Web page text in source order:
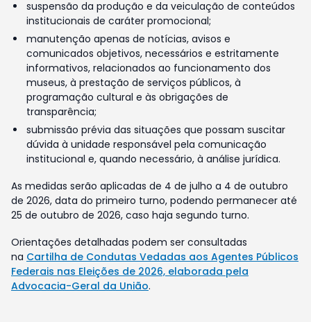
suspensão da produção e da veiculação de conteúdos
institucionais de caráter promocional;
manutenção apenas de notícias, avisos e
comunicados objetivos, necessários e estritamente
informativos, relacionados ao funcionamento dos
museus, à prestação de serviços públicos, à
programação cultural e às obrigações de
transparência;
submissão prévia das situações que possam suscitar
dúvida à unidade responsável pela comunicação
institucional e, quando necessário, à análise jurídica.
As medidas serão aplicadas de 4 de julho a 4 de outubro
de 2026, data do primeiro turno, podendo permanecer até
25 de outubro de 2026, caso haja segundo turno.
Orientações detalhadas podem ser consultadas
na Cartilha de Condutas Vedadas aos Agentes Públicos
Federais nas Eleições de 2026, elaborada pela
Advocacia-Geral da União.